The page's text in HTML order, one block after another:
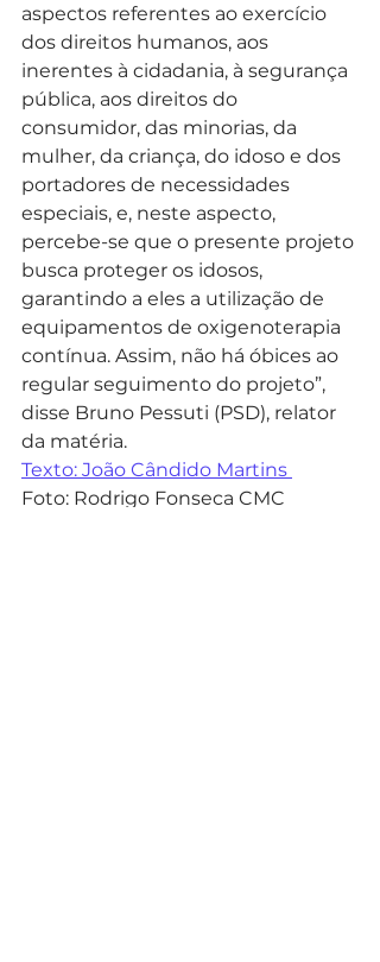
aspectos referentes ao exercício
dos direitos humanos, aos
inerentes à cidadania, à segurança
pública, aos direitos do
consumidor, das minorias, da
mulher, da criança, do idoso e dos
portadores de necessidades
especiais, e, neste aspecto,
percebe-se que o presente projeto
busca proteger os idosos,
garantindo a eles a utilização de
equipamentos de oxigenoterapia
contínua. Assim, não há óbices ao
regular seguimento do projeto”,
disse Bruno Pessuti (PSD), relator
da matéria.
Texto: João Cândido Martins
Foto: Rodrigo Fonseca CMC